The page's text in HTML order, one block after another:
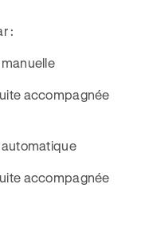
:
accompagnée
accompagnée